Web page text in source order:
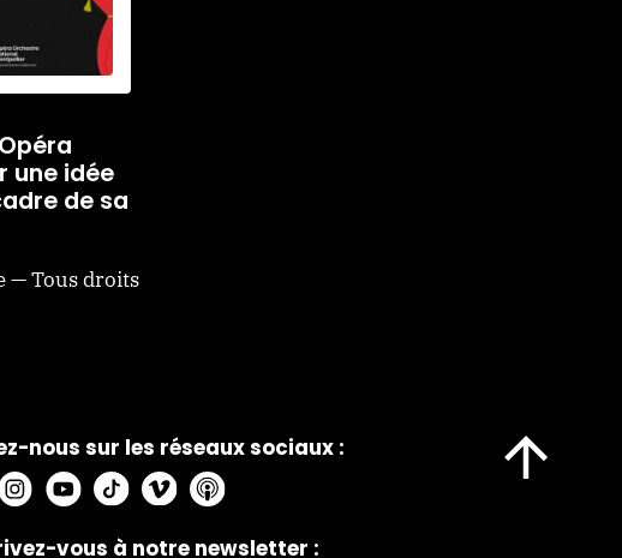
une idée
de sa
— Tous droits
nous sur les réseaux sociaux :
vous à notre newsletter :